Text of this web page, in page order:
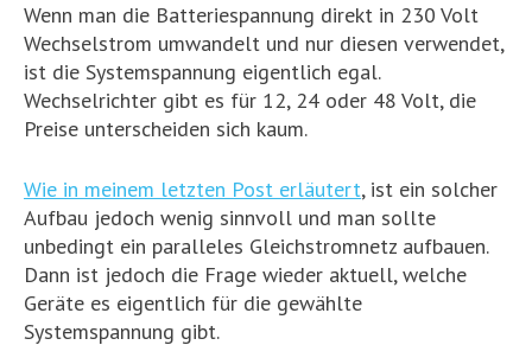
Wenn man die Batteriespannung direkt in 230 Volt
Wechselstrom umwandelt und nur diesen verwendet,
ist die Systemspannung eigentlich egal.
Wechselrichter gibt es für 12, 24 oder 48 Volt, die
Preise unterscheiden sich kaum.
Wie in meinem letzten Post erläutert, ist ein solcher
Aufbau jedoch wenig sinnvoll und man sollte
unbedingt ein paralleles Gleichstromnetz aufbauen.
Dann ist jedoch die Frage wieder aktuell, welche
Geräte es eigentlich für die gewählte
Systemspannung gibt.